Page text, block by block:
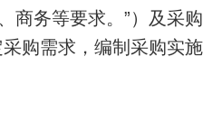
商务等要求。”）及采购
采购需求，编制采购实施